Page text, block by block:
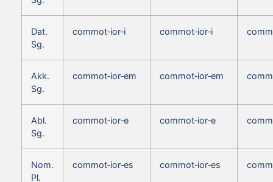
Dat.
Sg.
commot‑ior‑i commot‑ior‑i
Akk.
Sg.
commot‑ior‑em commot‑ior‑em
Abl.
Sg.
commot‑ior‑e commot‑ior‑e
Nom.
Pl.
commot‑ior‑es commot‑ior‑es